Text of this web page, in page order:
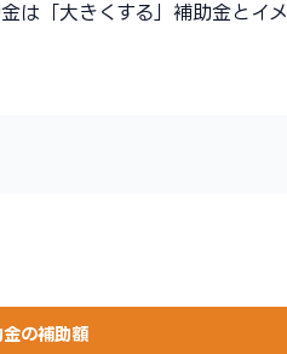
は「大きくする」補助金とイメ
の補助額